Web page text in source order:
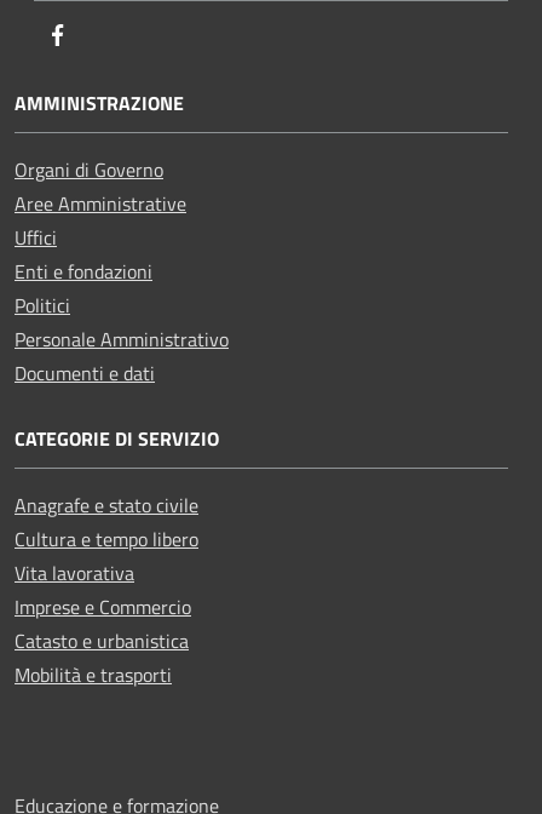
AMMINISTRAZIONE
Organi di Governo
Aree Amministrative
Uffici
Enti e fondazioni
Politici
Personale Amministrativo
Documenti e dati
CATEGORIE DI SERVIZIO
Anagrafe e stato civile
Cultura e tempo libero
Vita lavorativa
Imprese e Commercio
Catasto e urbanistica
Mobilità e trasporti
Educazione e formazione